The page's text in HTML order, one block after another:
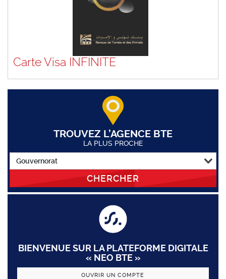
Carte Visa INFINITE
TROUVEZ L’AGENCE BTE
LA PLUS PROCHE
CHERCHER
BIENVENUE SUR LA PLATEFORME DIGITALE
« NEO BTE »
OUVRIR UN COMPTE